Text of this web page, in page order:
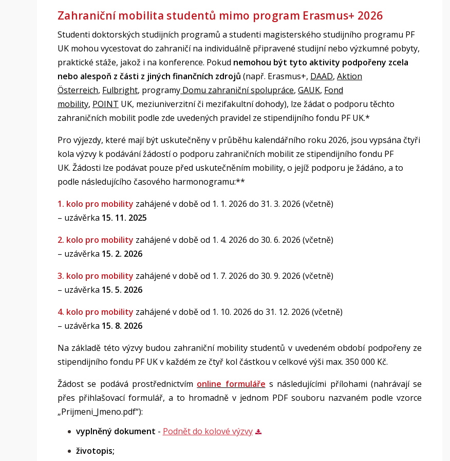
Zahraniční mobilita studentů mimo program Erasmus+ 2026
Studenti doktorských studijních programů a studenti magisterského studijního programu PF
UK mohou vycestovat do zahraničí na individuálně připravené studijní nebo výzkumné pobyty,
praktické stáže, jakož i na konference. Pokud nemohou být tyto aktivity podpořeny zcela
nebo alespoň z části z jiných finančních zdrojů (např. Erasmus+, DAAD, Aktion
Österreich, Fulbright, programyDomu zahraniční spolupráce, GAUK, Fond
mobility, POINT UK, meziuniverzitní či mezifakultní dohody), lze žádat o podporu těchto
zahraničních mobilit podle zde uvedených pravidel ze stipendijního fondu PF UK.*
Pro výjezdy, které mají být uskutečněny v průběhu kalendářního roku 2026, jsou vypsána čtyři
kola výzvy k podávání žádostí o podporu zahraničních mobilit ze stipendijního fondu PF
UK. Žádosti lze podávat pouze před uskutečněním mobility, o jejíž podporu je žádáno, a to
podle následujícího časového harmonogramu:**
1. kolo pro mobility zahájené v době od 1. 1. 2026 do 31. 3. 2026 (včetně)
– uzávěrka 15. 11. 2025
2. kolo pro mobility zahájené v době od 1. 4. 2026 do 30. 6. 2026 (včetně)
– uzávěrka 15. 2. 2026
3. kolo pro mobility zahájené v době od 1. 7. 2026 do 30. 9. 2026 (včetně)
– uzávěrka 15. 5. 2026
4. kolo pro mobility zahájené v době od 1. 10. 2026 do 31. 12. 2026 (včetně)
– uzávěrka 15. 8. 2026
Na základě této výzvy budou zahraniční mobility studentů v uvedeném období podpořeny ze
stipendijního fondu PF UK v každém ze čtyř kol částkou v celkové výši max. 350 000 Kč.
Žádost se podává prostřednictvím online formuláře s následujícími přílohami (nahrávají se
přes přihlašovací formulář, a to hromadně v jednom PDF souboru nazvaném podle vzorce
„Prijmeni_Jmeno.pdf“):
vyplněný dokument - Podnět do kolové výzvy
životopis;